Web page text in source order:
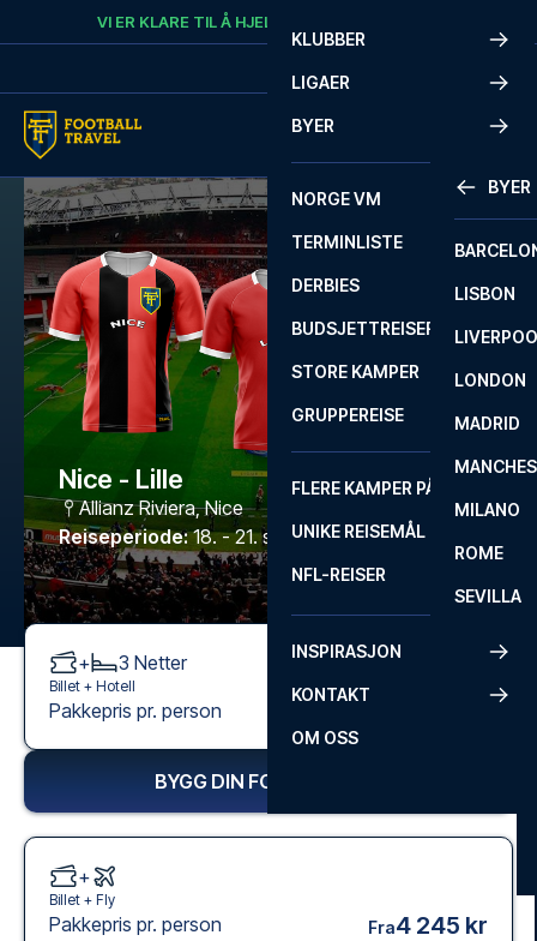
Skip to contentVI ER KLARE TIL Å HJELPE
KLUBBER
LIGAER
BYER
BYER
LISBON
LONDON
MADRID
MILANO
ROME
SEVILLA
NORGE VM
TERMINLISTE
DERBIES
BUDSJETTREISER
STORE KAMPER
GRUPPEREISE
FLERE KAMPER PÅ ÉN REISE
UNIKE REISEMÅL
NFL-REISER
INSPIRASJON
KONTAKT
OM OSS
Nice - Lille
Allianz Riviera,Nice
Reiseperiode: 18. - 21. sep. 2026
+ 3 Netter
Billet + Hotell
Pakkepris pr. person
BYGG DIN FOTBALLREISE
+
Billet + Fly
Pakkepris pr. person Fra4 245 kr